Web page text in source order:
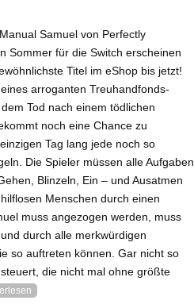
Samuel von Perfectly
Sommer für die Switch erscheinen
Titel im eShop bis jetzt!
arroganten Treuhandfonds-
Tod nach einem tödlichen
noch eine Chance zu
Tag lang jede noch so
Die Spieler müssen alle Aufgaben
Blinzeln, Ein – und Ausatmen
Menschen durch einen
muss angezogen werden, muss
durch alle merkwürdigen
so auftreten können. Gar nicht so
die nicht mal ohne größte